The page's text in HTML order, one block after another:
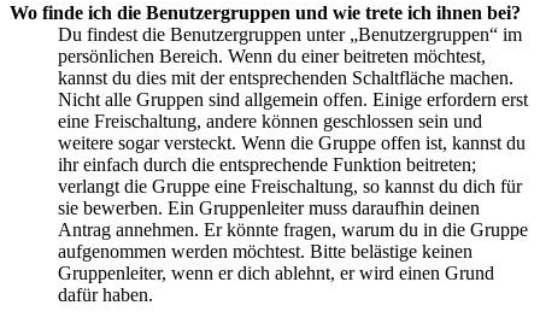
Wo finde ich die Benutzergruppen und wie trete ich ihnen bei?
Du findest die Benutzergruppen unter „Benutzergruppen“ im
persönlichen Bereich. Wenn du einer beitreten möchtest,
kannst du dies mit der entsprechenden Schaltfläche machen.
Nicht alle Gruppen sind allgemein offen. Einige erfordern erst
eine Freischaltung, andere können geschlossen sein und
weitere sogar versteckt. Wenn die Gruppe offen ist, kannst du
ihr einfach durch die entsprechende Funktion beitreten;
verlangt die Gruppe eine Freischaltung, so kannst du dich für
sie bewerben. Ein Gruppenleiter muss daraufhin deinen
Antrag annehmen. Er könnte fragen, warum du in die Gruppe
aufgenommen werden möchtest. Bitte belästige keinen
Gruppenleiter, wenn er dich ablehnt, er wird einen Grund
dafür haben.